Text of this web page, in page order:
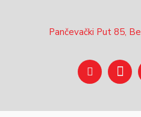
Pančevački Put 85,